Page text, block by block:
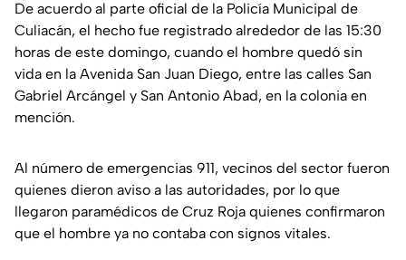
De acuerdo al parte oficial de la Policía Municipal de
Culiacán, el hecho fue registrado alrededor de las 15:30
horas de este domingo, cuando el hombre quedó sin
vida en la Avenida San Juan Diego, entre las calles San
Gabriel Arcángel y San Antonio Abad, en la colonia en
mención.
Al número de emergencias 911, vecinos del sector fueron
quienes dieron aviso a las autoridades, por lo que
llegaron paramédicos de Cruz Roja quienes confirmaron
que el hombre ya no contaba con signos vitales.